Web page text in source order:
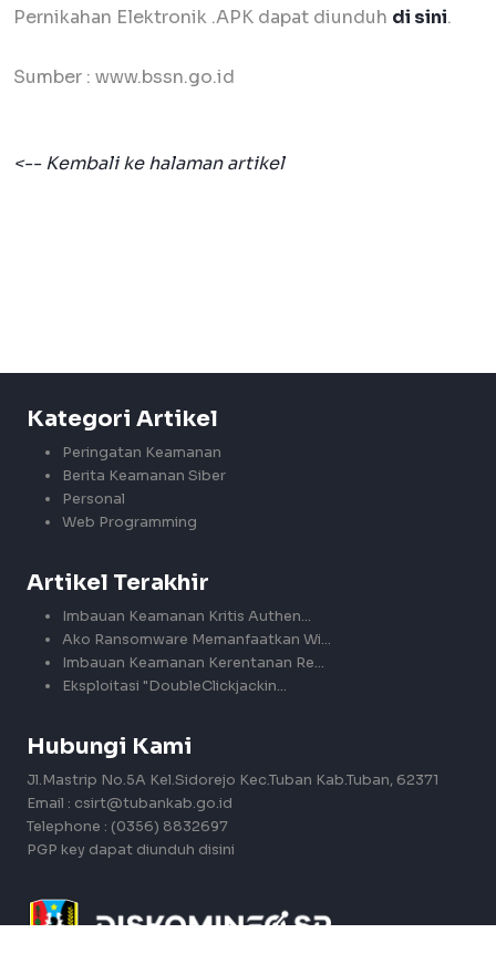
Pernikahan Elektronik .APK dapat diunduh di sini.
Sumber : www.bssn.go.id
<-- Kembali ke halaman artikel
Kategori Artikel
Peringatan Keamanan
Berita Keamanan Siber
Personal
Web Programming
Artikel Terakhir
Imbauan Keamanan Kritis Authen...
Ako Ransomware Memanfaatkan Wi...
Imbauan Keamanan Kerentanan Re...
Eksploitasi "DoubleClickjackin...
Hubungi Kami
Jl.Mastrip No.5A Kel.Sidorejo Kec.Tuban Kab.Tuban, 62371
Email : csirt@tubankab.go.id
Telephone : (0356) 8832697
PGP key dapat diunduh disini